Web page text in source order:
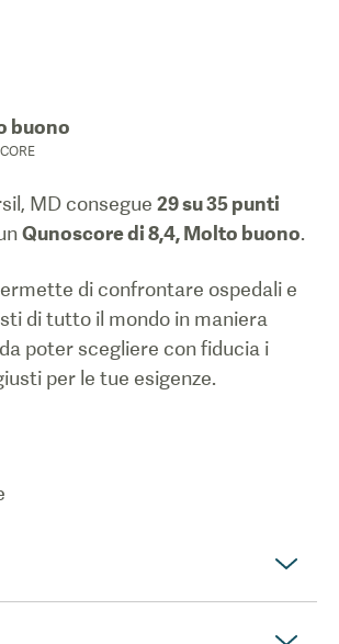
buono
MD consegue 29su 35 punti
Qunoscore di8,4,Molto buono.
di confrontare ospedali e
di tutto il mondo in maniera
poter scegliere con fiducia i
per le tue esigenze.